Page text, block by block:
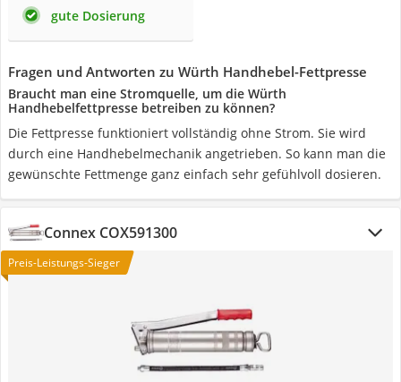
gute Dosierung
Fragen und Antworten zu Würth Handhebel-Fettpresse
Braucht man eine Stromquelle, um die Würth
Handhebelfettpresse betreiben zu können?
Die Fettpresse funktioniert vollständig ohne Strom. Sie wird
durch eine Handhebelmechanik angetrieben. So kann man die
gewünschte Fettmenge ganz einfach sehr gefühlvoll dosieren.
Connex COX591300
Preis-Leistungs-Sieger